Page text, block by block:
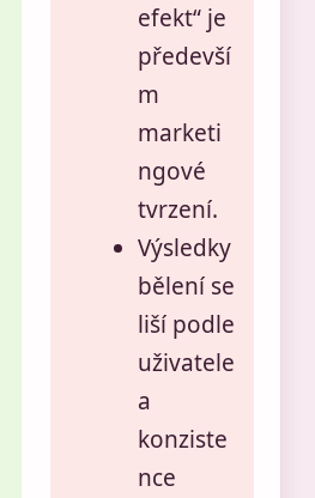
efekt“ je
předevší
m
marketi
ngové
tvrzení.
Výsledky
bělení se
liší podle
uživatele
a
konziste
nce